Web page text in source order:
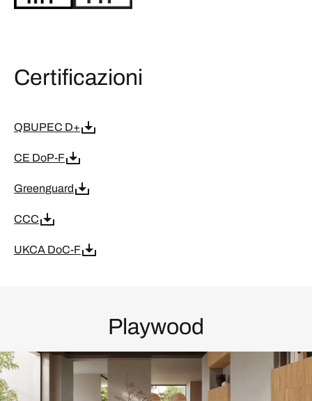
Certificazioni
QBUPEC D+
CE DoP-F
Greenguard
CCC
UKCA DoC-F
Playwood